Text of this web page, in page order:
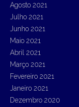
Agosto 2021
Julho 2021
Junho 2021
Maio 2021
Abril 2021
Março 2021
Fevereiro 2021
Janeiro 2021
Dezembro 2020